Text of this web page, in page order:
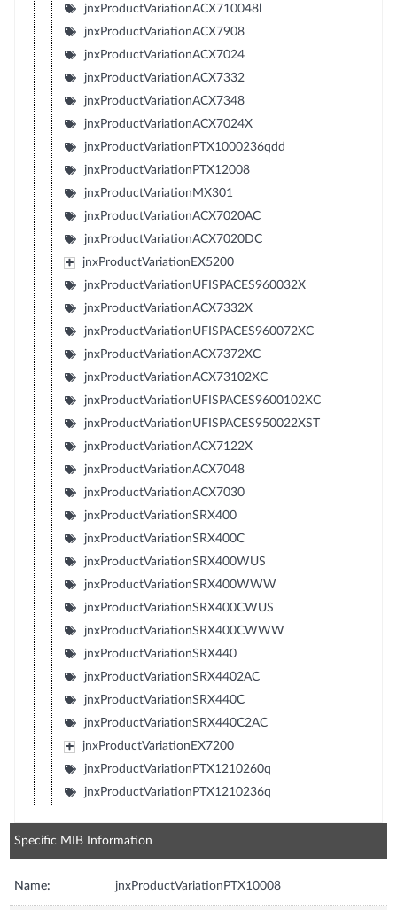
jnxProductVariationACX710048l
jnxProductVariationACX7908
jnxProductVariationACX7024
jnxProductVariationACX7332
jnxProductVariationACX7348
jnxProductVariationACX7024X
jnxProductVariationPTX1000236qdd
jnxProductVariationPTX12008
jnxProductVariationMX301
jnxProductVariationACX7020AC
jnxProductVariationACX7020DC
jnxProductVariationEX5200
jnxProductVariationUFISPACES960032X
jnxProductVariationACX7332X
jnxProductVariationUFISPACES960072XC
jnxProductVariationACX7372XC
jnxProductVariationACX73102XC
jnxProductVariationUFISPACES9600102XC
jnxProductVariationUFISPACES950022XST
jnxProductVariationACX7122X
jnxProductVariationACX7048
jnxProductVariationACX7030
jnxProductVariationSRX400
jnxProductVariationSRX400C
jnxProductVariationSRX400WUS
jnxProductVariationSRX400WWW
jnxProductVariationSRX400CWUS
jnxProductVariationSRX400CWWW
jnxProductVariationSRX440
jnxProductVariationSRX4402AC
jnxProductVariationSRX440C
jnxProductVariationSRX440C2AC
jnxProductVariationEX7200
jnxProductVariationPTX1210260q
jnxProductVariationPTX1210236q
Specific MIB Information
Name: jnxProductVariationPTX10008